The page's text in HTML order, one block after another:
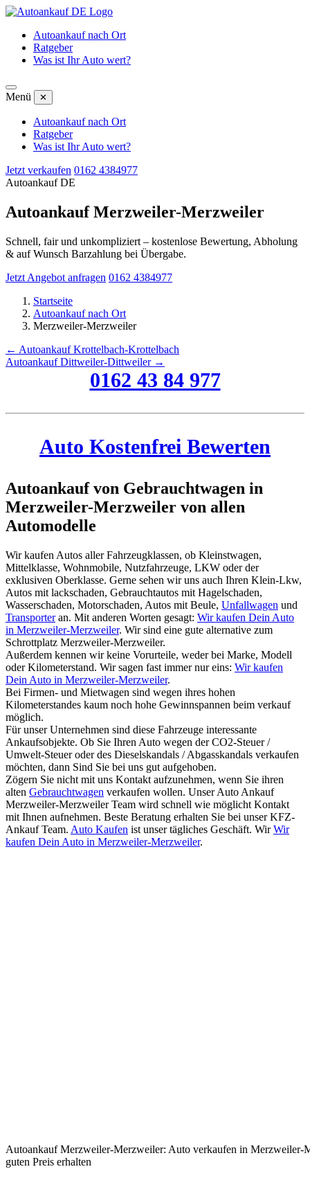
Autoankauf nach Ort
Ratgeber
Was ist Ihr Auto wert?
Menü ✕
Autoankauf nach Ort
Ratgeber
Was ist Ihr Auto wert?
Jetzt verkaufen 0162 4384977
Autoankauf DE
Autoankauf Merzweiler-Merzweiler
Schnell, fair und unkompliziert – kostenlose Bewertung, Abholung
& auf Wunsch Barzahlung bei Übergabe.
Jetzt Angebot anfragen 0162 4384977
Startseite
Autoankauf nach Ort
Merzweiler-Merzweiler
← Autoankauf Krottelbach-Krottelbach
Autoankauf Dittweiler-Dittweiler →
0162 43 84 977
Auto Kostenfrei Bewerten
Autoankauf von Gebrauchtwagen in
Merzweiler-Merzweiler von allen
Automodelle
Wir kaufen Autos aller Fahrzeugklassen, ob Kleinstwagen,
Mittelklasse, Wohnmobile, Nutzfahrzeuge, LKW oder der
exklusiven Oberklasse. Gerne sehen wir uns auch Ihren Klein-Lkw,
Autos mit lackschaden, Gebrauchtautos mit Hagelschaden,
Wasserschaden, Motorschaden, Autos mit Beule, Unfallwagen und
Transporteran. Mit anderen Worten gesagt: Wir kaufen Dein Auto
in Merzweiler-Merzweiler. Wir sind eine gute alternative zum
Schrottplatz Merzweiler-Merzweiler.
Außerdem kennen wir keine Vorurteile, weder bei Marke, Modell
oder Kilometerstand. Wir sagen fast immer nur eins: Wir kaufen
Dein Auto in Merzweiler-Merzweiler.
Bei Firmen- und Mietwagen sind wegen ihres hohen
Kilometerstandes kaum noch hohe Gewinnspannen beim verkauf
möglich.
Für unser Unternehmen sind diese Fahrzeuge interessante
Ankaufsobjekte. Ob Sie Ihren Auto wegen der CO2-Steuer /
Umwelt-Steuer oder des Dieselskandals / Abgasskandals verkaufen
möchten, dann Sind Sie bei uns gut aufgehoben.
Zögern Sie nicht mit uns Kontakt aufzunehmen, wenn Sie ihren
alten Gebrauchtwagen verkaufen wollen. Unser Auto Ankauf
Merzweiler-Merzweiler Team wird schnell wie möglicht Kontakt
mit Ihnen aufnehmen. Beste Beratung erhalten Sie bei unser KFZ-
Ankauf Team. Auto Kaufen ist unser tägliches Geschäft. WirWir
kaufen Dein Auto in Merzweiler-Merzweiler.
Autoankauf Merzweiler-Merzweiler: Auto verkaufen in Merzweiler-
guten Preis erhalten